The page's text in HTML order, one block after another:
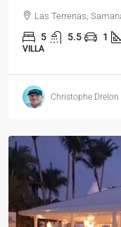
Las Terrenas,
5 5.5 1
VILLA
Christophe Drelon